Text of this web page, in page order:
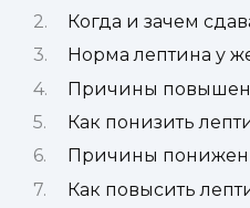
Когда и зачем
Норма лептина у
Причины
Как понизить
Причины
Как повысить